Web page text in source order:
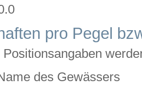
pro Pegel
Positionsangaben
des Gewässers